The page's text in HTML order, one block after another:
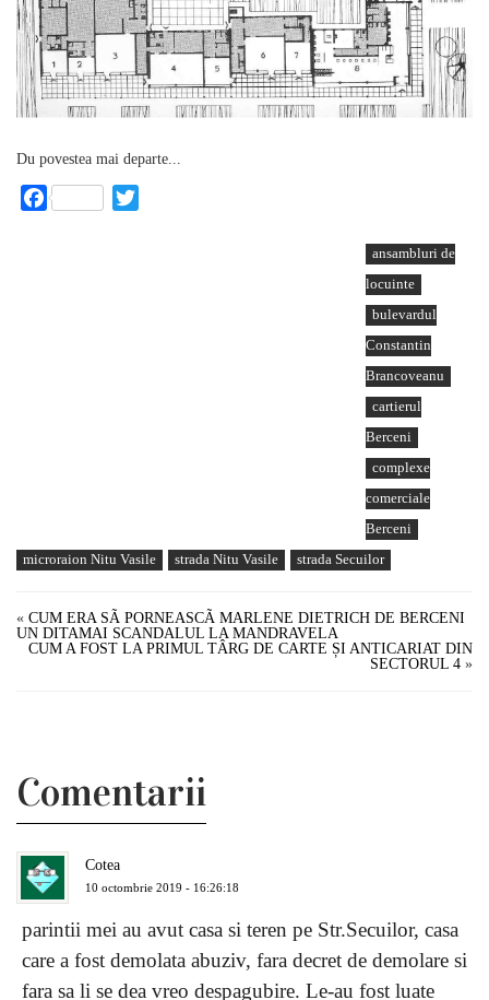
Du povestea mai departe...
Facebook
ansambluri de
locuinte
bulevardul
Constantin
Brancoveanu
cartierul
Berceni
complexe
comerciale
Berceni
microraion Nitu Vasile
strada Nitu Vasile strada Secuilor
« CUM ERA SÃ PORNEASCÃ MARLENE DIETRICH DE BERCENI
UN DITAMAI SCANDALUL LA MANDRAVELA
CUM A FOST LA PRIMUL TÂRG DE CARTE ȘI ANTICARIAT DIN
SECTORUL 4 »
Comentarii
Cotea
10 octombrie 2019 - 16:26:18
parintii mei au avut casa si teren pe Str.Secuilor, casa
care a fost demolata abuziv, fara decret de demolare si
fara sa li se dea vreo despagubire. Le-au fost luate